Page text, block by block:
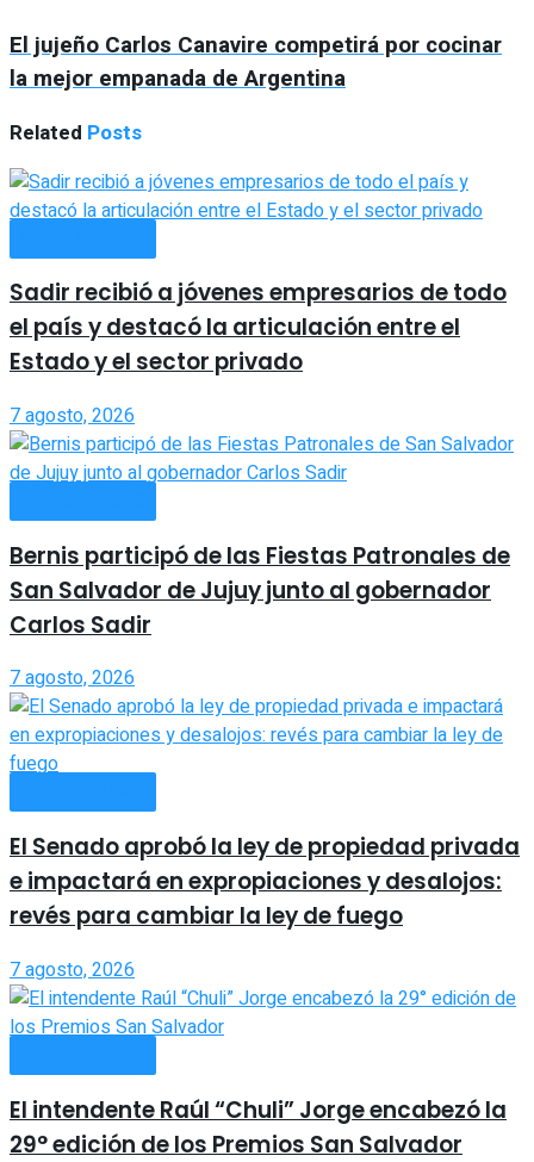
El jujeño Carlos Canavire competirá por cocinar
la mejor empanada de Argentina
Related Posts
Sadir recibió a jóvenes empresarios de todo
el país y destacó la articulación entre el
Estado y el sector privado
7 agosto, 2026
Bernis participó de las Fiestas Patronales de
San Salvador de Jujuy junto al gobernador
Carlos Sadir
7 agosto, 2026
El Senado aprobó la ley de propiedad privada
e impactará en expropiaciones y desalojos:
revés para cambiar la ley de fuego
7 agosto, 2026
El intendente Raúl “Chuli” Jorge encabezó la
29° edición de los Premios San Salvador